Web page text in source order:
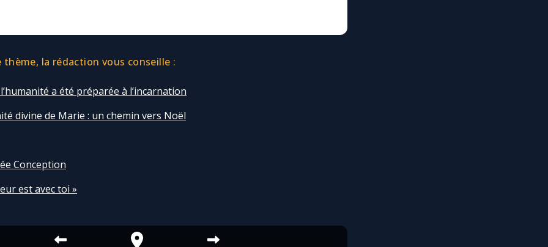
thème, la rédaction vous conseille :
a été préparée à l’incarnation
divine de Marie : un chemin vers Noël
Conception
est avec toi »